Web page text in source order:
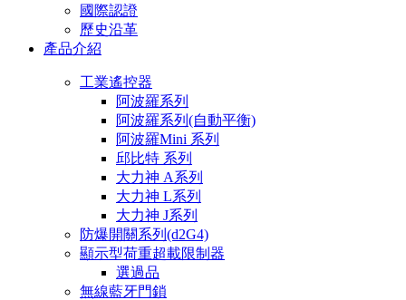
國際認證
歷史沿革
產品介紹
工業遙控器
阿波羅系列
阿波羅系列(自動平衡)
阿波羅Mini 系列
邱比特 系列
大力神 A系列
大力神 L系列
大力神 J系列
防爆開關系列(d2G4)
顯示型荷重超載限制器
選過品
無線藍牙門鎖